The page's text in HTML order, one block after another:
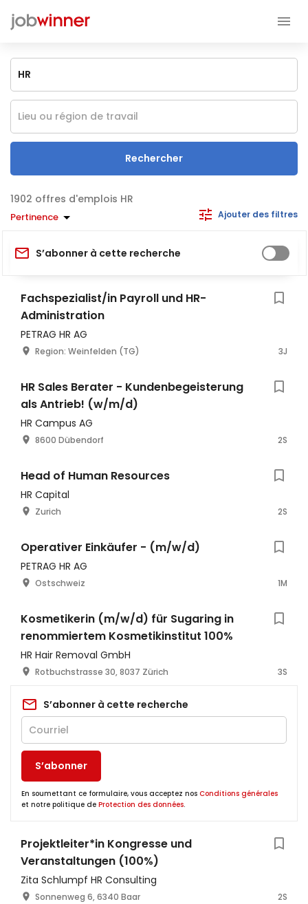
Rechercher
offres d'emplois HR
Pertinence Ajouter des filtres
S’abonner à cette recherche
Fachspezialist/in Payroll und HR-
Administration
PETRAG HR AG
Region: Weinfelden (TG) 3J
HR Sales Berater - Kundenbegeisterung
als Antrieb! (w/m/d)
HR Campus AG
8600 Dübendorf 2S
Head of Human Resources
HR Capital
Zurich 2S
Operativer Einkäufer - (m/w/d)
PETRAG HR AG
Ostschweiz 1M
Kosmetikerin (m/w/d) für Sugaring in
renommiertem Kosmetikinstitut 100%
HR Hair Removal GmbH
Rotbuchstrasse 30, 8037 Zürich 3S
S’abonner à cette recherche
S’abonner
En soumettant ce formulaire, vous acceptez nos Conditions générales
et notre politique de Protection des données.
Projektleiter*in Kongresse und
Veranstaltungen (100%)
Zita Schlumpf HR Consulting
Sonnenweg 6, 6340 Baar 2S